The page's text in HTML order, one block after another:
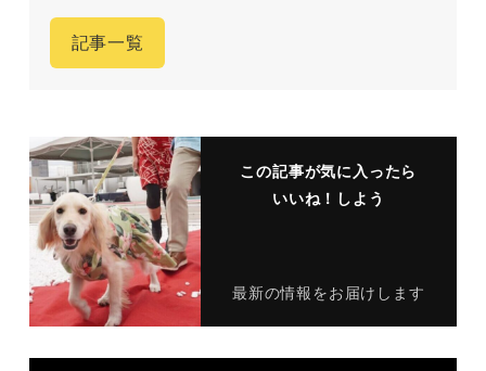
記事一覧
この記事が気に入ったら
いいね！しよう
最新の情報をお届けします